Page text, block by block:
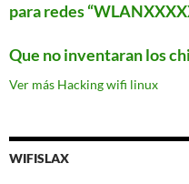
para redes
Que no inventaran los
Ver más Hacking wifi linux
WIFISLAX